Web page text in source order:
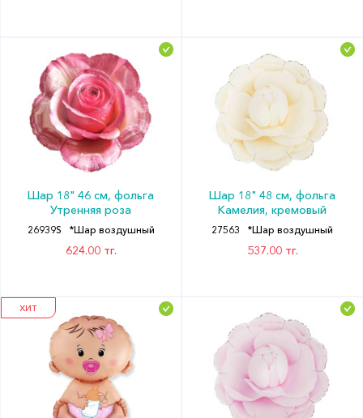
Шар 18" 46 см, фольга
Утренняя роза
26939S *Шар воздушный
624.00 тг.
Шар 18" 48 см, фольга
Камелия, кремовый
27563 *Шар воздушный
537.00 тг.
ХИТ